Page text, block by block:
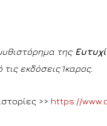
της
εκδόσεις Ίκαρος.
>> https://